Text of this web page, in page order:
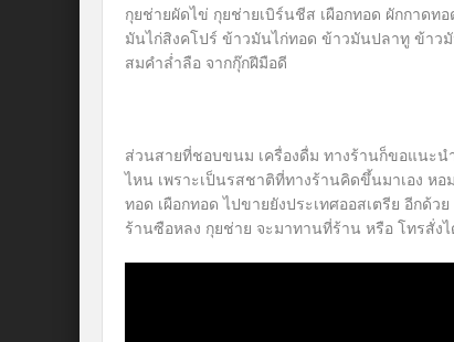
กุยช่ายผัดไข่ กุยช่ายเบิร์นชีส เผือกทอด ผักกาดท
มันไก่สิงคโปร์ ข้าวมันไก่ทอด ข้าวมันปลาทู ข้าว
สมคำล่ำลือ จากกุ๊กฝีมือดี
ส่วนสายที่ชอบขนม เครื่องดื่ม ทางร้านก็ขอแนะ
ไหน เพราะเป็นรสชาติที่ทางร้านคิดขึ้นมาเอง ห
ทอด เผือกทอด ไปขายยังประเทศออสเตรีย อีกด้วย
ร้านซือหลง กุยช่าย จะมาทานที่ร้าน หรือ โทรสั่งไ